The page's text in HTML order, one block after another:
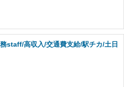
staff/高収入/交通費支給/駅チカ/土日